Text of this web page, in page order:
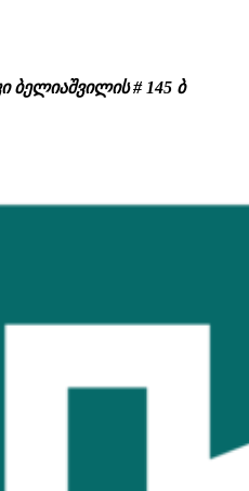
ბელიაშვილის # 145 ბ